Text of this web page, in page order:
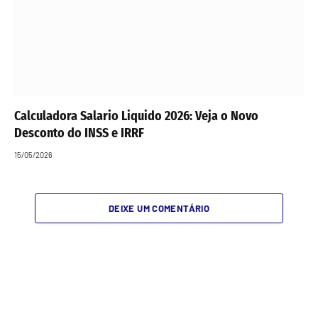
Calculadora Salario Liquido 2026: Veja o Novo
Desconto do INSS e IRRF
15/05/2026
DEIXE UM COMENTÁRIO